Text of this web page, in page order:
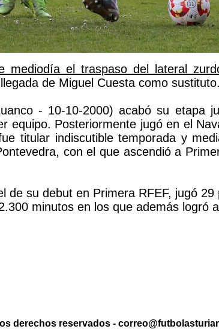
mediodía el traspaso del lateral
de Miguel Cuesta como sustituto.
- 10-10-2000) acabó su etapa
equipo. Posteriormente jugó en el
titular indiscutible temporada y
con el que ascendió a
de su debut en Primera RFEF, jugó
minutos en los que además logró
derechos reservados -